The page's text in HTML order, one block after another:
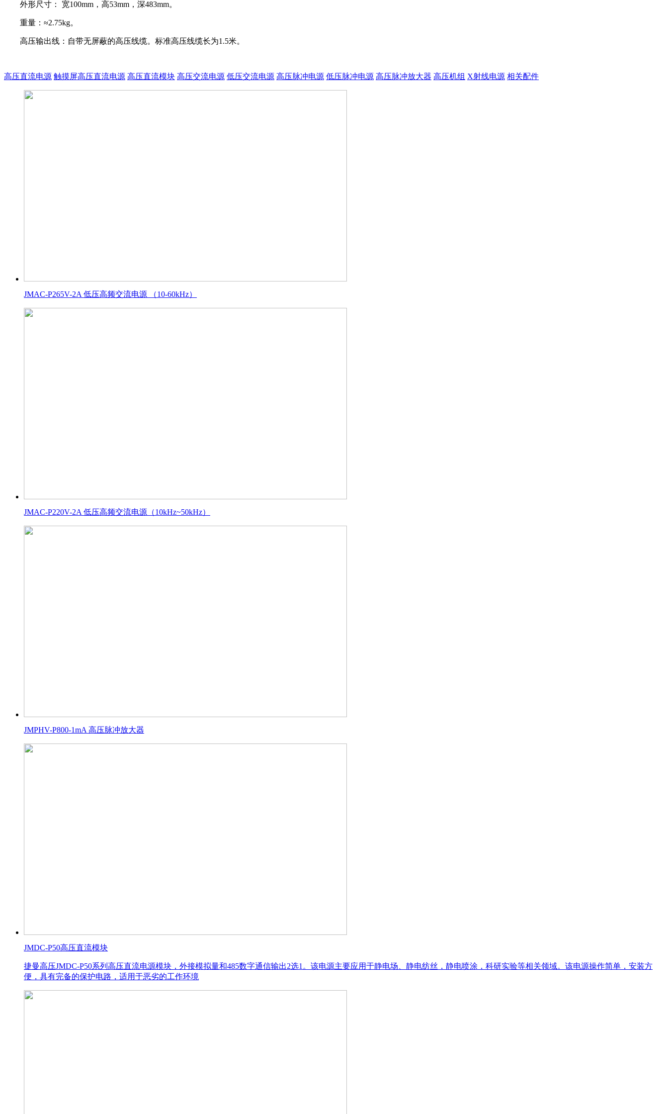
外形尺寸： 宽100mm，高53mm，深483mm。
重量：≈2.75kg。
高压输出线：自带无屏蔽的高压线缆。标准高压线缆长为1.5米。
高压直流电源 触摸屏高压直流电源 高压直流模块 高压交流电源 低压交流电源 高压脉冲电源 低压脉冲电源 高压脉冲放大器 高压机组 X射线电源 相关配件
JMAC-P265V-2A 低压高频交流电源 （10-60kHz）
JMAC-P220V-2A 低压高频交流电源（10kHz~50kHz）
JMPHV-P800-1mA 高压脉冲放大器
JMDC-P50高压直流模块
捷曼高压JMDC-P50系列高压直流电源模块，外接模拟量和485数字通信输出2选1。该电源主要应用于静电场、静电纺丝，静电喷涂，科研实验等相关领域。该电源操作简单，安装方
便，具有完备的保护电路，适用于恶劣的工作环境